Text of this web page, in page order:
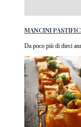
MANCINI
Da poco più di dieci